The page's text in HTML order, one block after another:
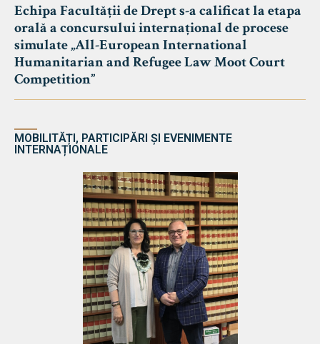
Echipa Facultății de Drept s-a calificat la etapa
orală a concursului internațional de procese
simulate „All-European International
Humanitarian and Refugee Law Moot Court
Competition”
MOBILITĂȚI, PARTICIPĂRI ȘI EVENIMENTE
INTERNAȚIONALE